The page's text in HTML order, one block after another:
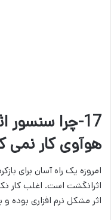
17-چرا
هوآوی کار نمی
امروزه یک راه آسان برای
اثر‌انگشت است. اغلب کار
اثر مشکل نرم افزاری بوده